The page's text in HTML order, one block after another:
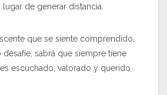
de generar distancia.
que se siente comprendido,
desafíe, sabrá que siempre tiene
escuchado, valorado y querido.